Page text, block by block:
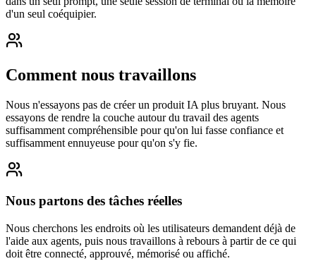
d'un seul coéquipier.
Comment nous travaillons
Nous n'essayons pas de créer un produit IA plus bruyant. Nous
essayons de rendre la couche autour du travail des agents
suffisamment compréhensible pour qu'on lui fasse confiance et
suffisamment ennuyeuse pour qu'on s'y fie.
Nous partons des tâches réelles
Nous cherchons les endroits où les utilisateurs demandent déjà de
l'aide aux agents, puis nous travaillons à rebours à partir de ce qui
doit être connecté, approuvé, mémorisé ou affiché.